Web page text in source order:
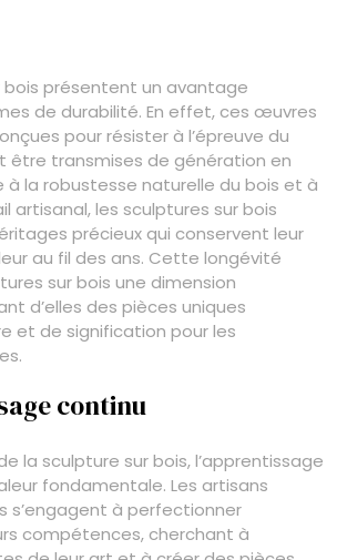
bois présentent un avantage
de durabilité. En effet, ces œuvres
pour résister à l’épreuve du
être transmises de génération en
à la robustesse naturelle du bois et à
artisanal, les sculptures sur bois
précieux qui conservent leur
au fil des ans. Cette longévité
sur bois une dimension
d’elles des pièces uniques
et de signification pour les
continu
la sculpture sur bois, l’apprentissage
fondamentale. Les artisans
s’engagent à perfectionner
compétences, cherchant à